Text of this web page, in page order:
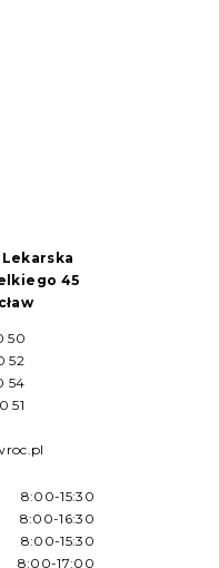
45
50
52
54
51
8:00-15:30
8:00-16:30
8:00-15:30
8:00-17:00